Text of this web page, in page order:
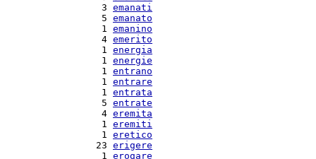
   3
emanati
   5
emanato
   1
emanino
   4
emerito
   1
energia
   1
energie
   1
entrano
   1
entrare
   1
entrata
   5
entrate
   4
eremita
   1
eremiti
   1
eretico
  23
erigere
   1
erogare